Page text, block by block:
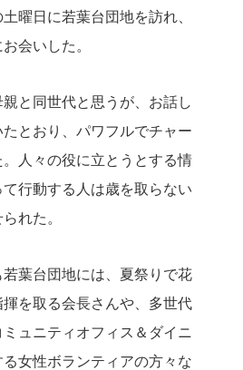
曜日に若葉台団地を訪れ、
会いした。
と同世代と思うが、お話し
とおり、パワフルでチャー
。人々の役に立とうとする情
行動する人は歳を取らない
れた。
葉台団地には、夏祭りで花
を取る会長さんや、多世代
ュニティオフィス＆ダイニ
女性ボランティアの方々な